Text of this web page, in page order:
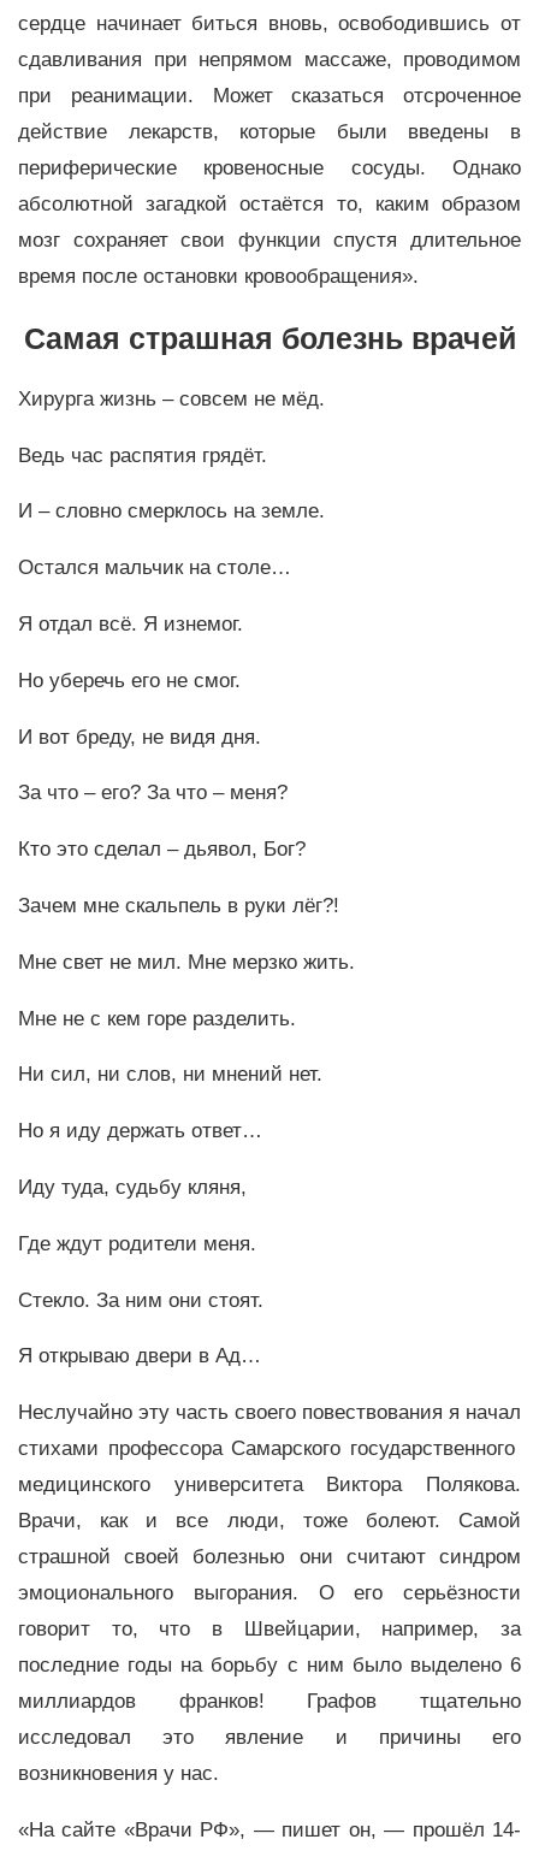
сердце начинает биться вновь, освободившись от
сдавливания при непрямом массаже, проводимом
при реанимации. Может сказаться отсроченное
действие лекарств, которые были введены в
периферические кровеносные сосуды. Однако
абсолютной загадкой остаётся то, каким образом
мозг сохраняет свои функции спустя длительное
время после остановки кровообращения».
Самая страшная болезнь врачей
Хирурга жизнь – совсем не мёд.
Ведь час распятия грядёт.
И – словно смерклось на земле.
Остался мальчик на столе…
Я отдал всё. Я изнемог.
Но уберечь его не смог.
И вот бреду, не видя дня.
За что – его? За что – меня?
Кто это сделал – дьявол, Бог?
Зачем мне скальпель в руки лёг?!
Мне свет не мил. Мне мерзко жить.
Мне не с кем горе разделить.
Ни сил, ни слов, ни мнений нет.
Но я иду держать ответ…
Иду туда, судьбу кляня,
Где ждут родители меня.
Стекло. За ним они стоят.
Я открываю двери в Ад…
Неслучайно эту часть своего повествования я начал
стихами профессора Самарского государственного
медицинского университета Виктора Полякова.
Врачи, как и все люди, тоже болеют. Самой
страшной своей болезнью они считают синдром
эмоционального выгорания. О его серьёзности
говорит то, что в Швейцарии, например, за
последние годы на борьбу с ним было выделено 6
миллиардов франков! Графов тщательно
исследовал это явление и причины его
возникновения у нас.
«На сайте «Врачи РФ», — пишет он, — прошёл 14-